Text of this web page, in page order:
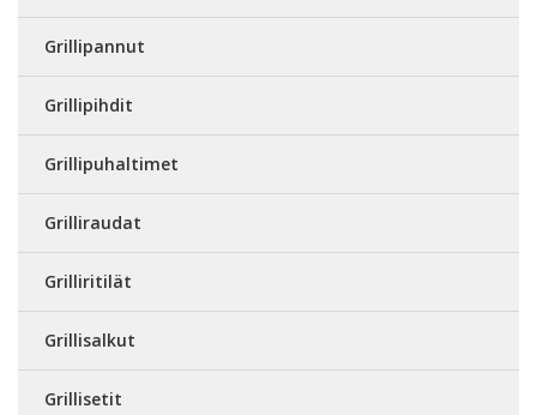
Grillipannut
Grillipihdit
Grillipuhaltimet
Grilliraudat
Grilliritilät
Grillisalkut
Grillisetit